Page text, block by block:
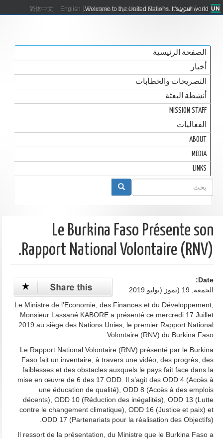
Welcome to the United Nations. It's your world.
العربية 简体中文 English Français Русский Español
الصفحة الرئيسية
أخبار
التصريحات والخطابات
أنشطة البعثة
MISSION STAFF
الفعاليات
ABOUT
MEDIA
LINKS
استمارة
البحث
بحث
Le Burkina Faso Présente son
Rapport National Volontaire (RNV).
Date:
الجمعة, 19 (تموز (يوليو 2019
Le Ministre de l’Economie, des Finances et du Développement,
Monsieur Lassané KABORE a présenté ce mercredi 17 Juillet
2019 au siège des Nations Unies, le premier Rapport National
Volontaire (RNV) du Burkina Faso.
Le Rapport National Volontaire (RNV) présenté par le Burkina
Faso fait un inventaire, à travers une vidéo, des progrès, des
faiblesses et des obstacles auxquels le pays fait face dans la
mise en œuvre de 6 des 17 ODD. Il s’agit des ODD 4 (Accès à
une éducation de qualité), ODD 8 (Accès à des emplois
décents), ODD 10 (Réduction des inégalités), ODD 13 (Lutte
contre le changement climatique), ODD 16 (Justice et paix) et
ODD 17 (Partenariats pour la réalisation des Objectifs).
Il ressort de la présentation, du Ministre que le Burkina Faso a